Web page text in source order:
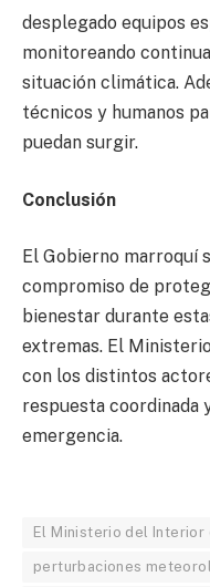
desplegado equipos
monitoreando
situación climática.
técnicos y humanos
puedan surgir.
Conclusión
El Gobierno marroquí
compromiso de
bienestar durante
extremas. El
con los distintos
respuesta coordinada
emergencia.
El Ministerio del Interior
perturbaciones